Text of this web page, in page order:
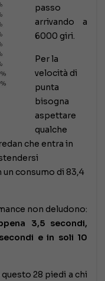
passo
arrivando a
6000 giri.
Per la
velocità di
punta
bisogna
aspettare
qualche
che entra in
consumo di 83,4
non deludono:
3,5 secondi,
e in soli 10
questo 28 piedi a chi